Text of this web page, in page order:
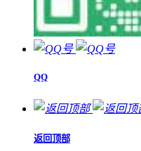
QQ
返回顶部